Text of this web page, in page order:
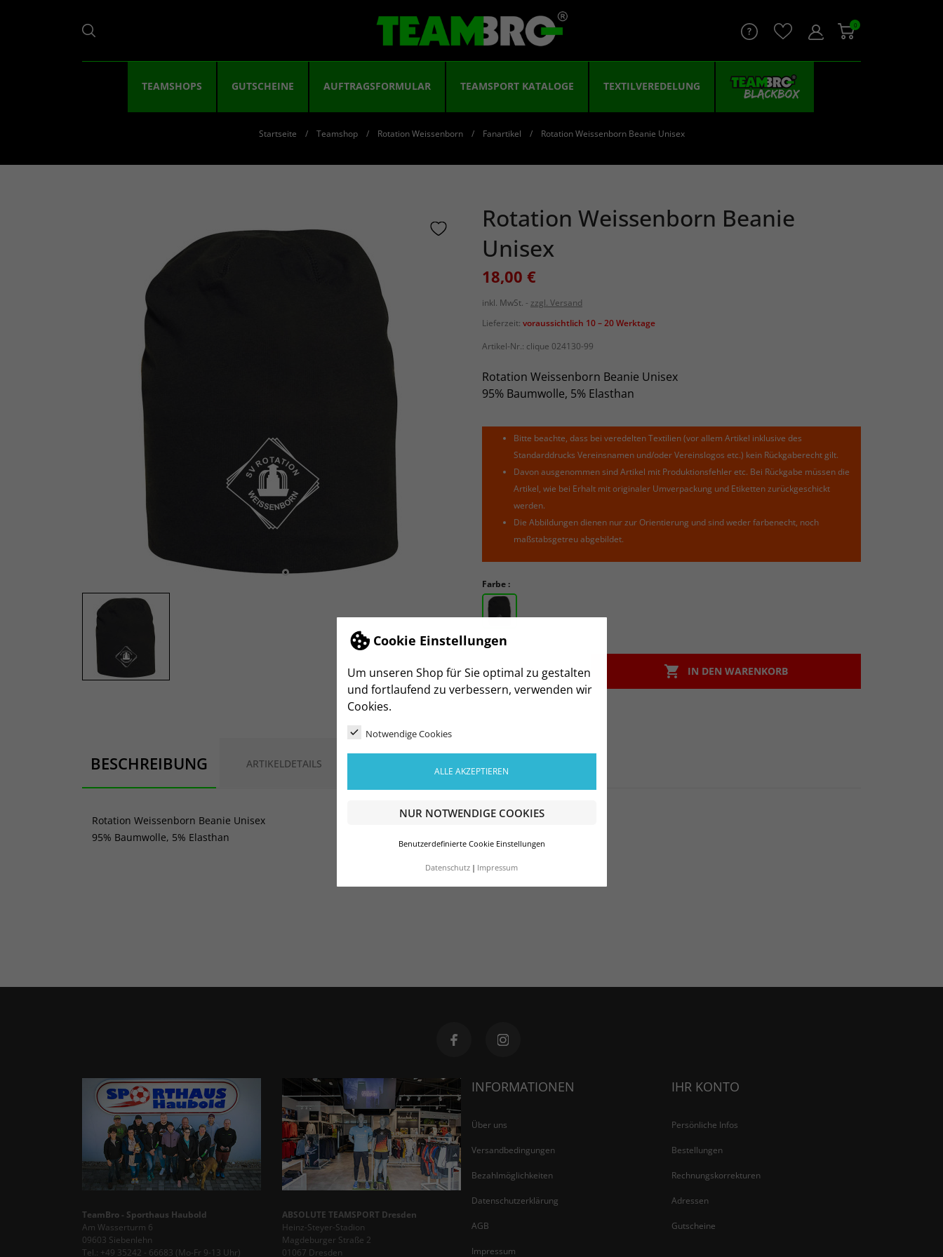
Cookie Einstellungen
Um unseren Shop für Sie optimal zu gestalten
und fortlaufend zu verbessern, verwenden wir
Cookies.
Notwendige Cookies
ALLE AKZEPTIEREN
NUR NOTWENDIGE COOKIES
Benutzerdefinierte Cookie Einstellungen
Datenschutz Impressum
0
TEAMSHOPS GUTSCHEINE AUFTRAGSFORMULAR TEAMSPORT KATALOGE TEXTILVEREDELUNG
Startseite Teamshop Rotation Weissenborn Fanartikel Rotation Weissenborn Beanie Unisex
Rotation Weissenborn Beanie
Unisex
18,00 €
inkl. MwSt.
zzgl. Versand
Lieferzeit: voraussichtlich 10 – 20 Werktage
Artikel-Nr.: clique 024130-99
Rotation Weissenborn Beanie Unisex
95% Baumwolle, 5% Elasthan
Bitte beachte, dass bei veredelten Textilien (vor allem Artikel inklusive des
Standarddrucks Vereinsnamen und/oder Vereinslogos etc.) kein Rückgaberecht gilt.
Davon ausgenommen sind Artikel mit Produktionsfehler etc. Bei Rückgabe müssen die
Artikel, wie bei Erhalt mit originaler Umverpackung und Etiketten zurückgeschickt
werden.
Die Abbildungen dienen nur zur Orientierung und sind weder farbenecht, noch
maßstabsgetreu abgebildet.
Farbe :
- +  IN DEN WARENKORB
BESCHREIBUNG ARTIKELDETAILS
Rotation Weissenborn Beanie Unisex
95% Baumwolle, 5% Elasthan
TeamBro - Sporthaus Haubold
Am Wasserturm 6
09603 Siebenlehn
Tel.: +49 35242 - 66683 (Mo-Fr 9-13 Uhr)
ABSOLUTE TEAMSPORT Dresden
Heinz-Steyer-Stadion
Magdeburger Straße 2
01067 Dresden
INFORMATIONEN
Über uns
Versandbedingungen
Bezahlmöglichkeiten
Datenschutzerklärung
AGB
Impressum
IHR KONTO
Persönliche Infos
Bestellungen
Rechnungskorrekturen
Adressen
Gutscheine